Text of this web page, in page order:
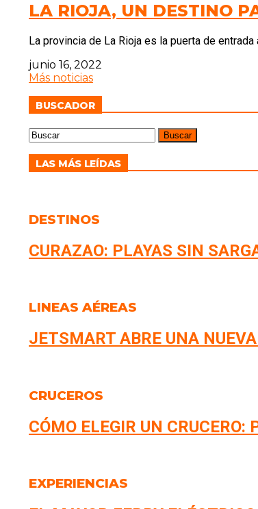
LA RIOJA, UN DESTINO
La provincia de La Rioja es la puerta de
junio 16, 2022
Más noticias
BUSCADOR
LAS MÁS LEÍDAS
DESTINOS
CURAZAO: PLAYAS SIN
LINEAS AÉREAS
JETSMART ABRE UNA
CRUCEROS
CÓMO ELEGIR UN
EXPERIENCIAS